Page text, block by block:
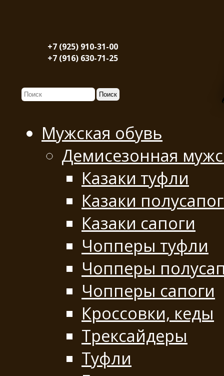
+7 (925) 910-31-00
+7 (916) 630-71-25
Мужская обувь
Демисезонная
Казаки туфли
Казаки
Казаки сапоги
Чопперы туфли
Чопперы
Чопперы сапоги
Кроссовки, кеды
Трексайдеры
Туфли